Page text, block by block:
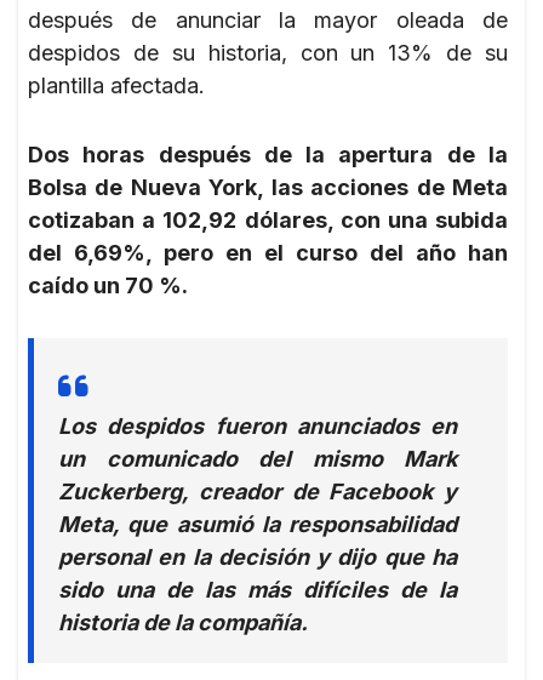
después de anunciar la mayor oleada de
despidos de su historia, con un 13% de su
plantilla afectada.
Dos horas después de la apertura de la
Bolsa de Nueva York, las acciones de Meta
cotizaban a 102,92 dólares, con una subida
del 6,69%, pero en el curso del año han
caído un 70 %.
Los despidos fueron anunciados en
un comunicado del mismo Mark
Zuckerberg, creador de Facebook y
Meta, que asumió la responsabilidad
personal en la decisión y dijo que ha
sido una de las más difíciles de la
historia de la compañía.